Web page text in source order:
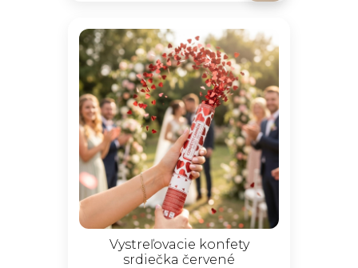
Vystreľovacie konfety
srdiečka červené